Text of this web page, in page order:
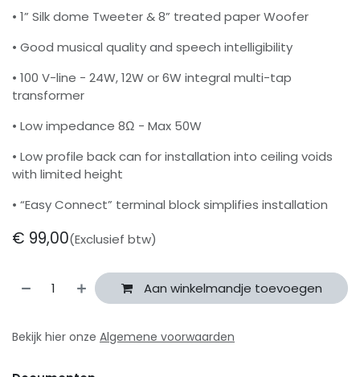
• 1” Silk dome Tweeter & 8” treated paper Woofer
• Good musical quality and speech intelligibility
• 100 V-line - 24W, 12W or 6W integral multi-tap
transformer
• Low impedance 8Ω - Max 50W
• Low profile back can for installation into ceiling voids
with limited height
• “Easy Connect” terminal block simplifies installation
€ 99,00(Exclusief btw)
Aan winkelmandje toevoegen
Bekijk hier onze Algemene voorwaarden